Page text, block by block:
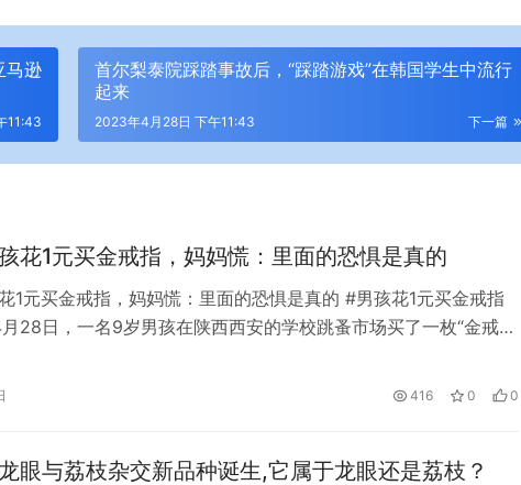
马逊
11:43
首尔梨泰院踩踏事故后，“踩踏游戏”在韩国学生中流行
起来
下一篇
2023年4月28日 下午11:43
花1元买金戒指，妈妈慌：里面的恐惧是真的
1元买金戒指，妈妈慌：里面的恐惧是真的 #男孩花1元买金戒指
28日，一名9岁男孩在陕西西安的学校跳蚤市场买了一枚“金戒
指内侧刻着999。她不确定这是真是假。她怕孩子偷了她父母的，
416 0 0
眼与荔枝杂交新品种诞生,它属于龙眼还是荔枝？